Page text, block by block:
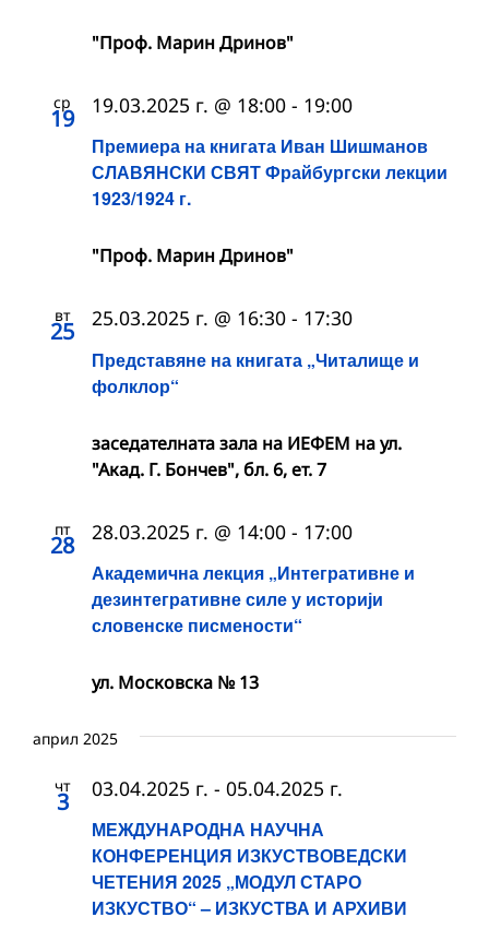
"Проф. Марин Дринов"
ср
19
Премиера на книгата Иван Шишманов
СЛАВЯНСКИ СВЯТ Фрайбургски лекции
1923/1924 г.
19.03.2025 г. @ 18:00 - 19:00
"Проф. Марин Дринов"
вт
25
Представяне на книгата „Читалище и
фолклор“
25.03.2025 г. @ 16:30 - 17:30
заседателната зала на ИЕФЕМ на ул.
"Акад. Г. Бончев", бл. 6, ет. 7
пт
28
Академична лекция „Интегративне и
дезинтегративне силе у историји
словенске писмености“
28.03.2025 г. @ 14:00 - 17:00
ул. Московска № 13
април 2025
чт
3
МЕЖДУНАРОДНА НАУЧНА
КОНФЕРЕНЦИЯ ИЗКУСТВОВЕДСКИ
ЧЕТЕНИЯ 2025 „МОДУЛ СТАРО
ИЗКУСТВО“ – ИЗКУСТВА И АРХИВИ
03.04.2025 г. - 05.04.2025 г.